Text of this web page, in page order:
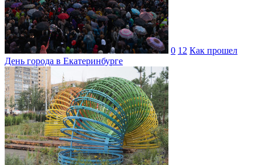
0 12 Как прошел
День города в Екатеринбурге